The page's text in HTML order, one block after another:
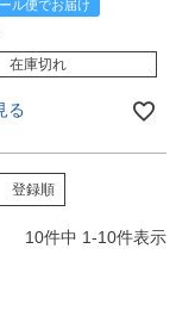
ル便でお届け
在庫切れ
る
登録順
10件中 1-10件表示